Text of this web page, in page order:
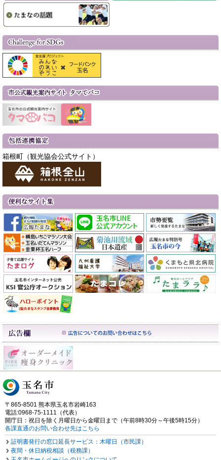
箱根町（観光協会公式サイト）
〒865-8501 熊本県玉名市岩崎163
電話:0968-75-1111（代表）
開庁日：祝日を除く月曜日から金曜日まで（午前8時30分～午後5時15分）
各課直通のお問い合わせ先はこちら
証明書発行の窓口延長サービス：木曜日（市民課）
夜間・休日納税相談（税務課）